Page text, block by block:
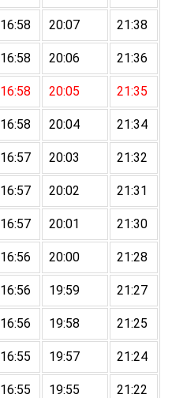
16:58 20:07 21:38
16:58 20:06 21:36
16:58 20:05 21:35
16:58 20:04 21:34
16:57 20:03 21:32
16:57 20:02 21:31
16:57 20:01 21:30
16:56 20:00 21:28
16:56 19:59 21:27
16:56 19:58 21:25
16:55 19:57 21:24
16:55 19:55 21:22